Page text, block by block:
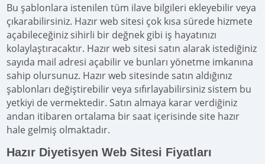
Bu şablonlara istenilen tüm ilave bilgileri ekleyebilir veya
çıkarabilirsiniz. Hazır web sitesi çok kısa sürede hizmete
açabileceğiniz sihirli bir değnek gibi iş hayatınızı
kolaylaştıracaktır. Hazır web sitesi satın alarak istediğiniz
sayıda mail adresi açabilir ve bunları yönetme imkanına
sahip olursunuz. Hazır web sitesinde satın aldığınız
şablonları değiştirebilir veya sıfırlayabilirsiniz sistem bu
yetkiyi de vermektedir. Satın almaya karar verdiğiniz
andan itibaren ortalama bir saat içerisinde site hazır
hale gelmiş olmaktadır.
Hazır Diyetisyen Web Sitesi Fiyatları